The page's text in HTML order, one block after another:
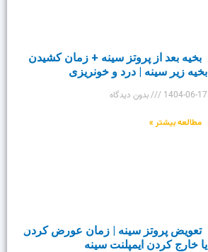
بخیه بعد از پروتز سینه + زمان کشیدن
بخیه زیر سینه | درد و خونریزی
1404-06-17
بدون دیدگاه
مطالعه بیشتر »
تعویض پروتز سینه | زمان عورض کردن
یا خارج کردن ایمپلنت سینه